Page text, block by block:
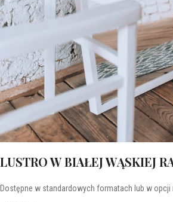
LUSTRO W BIAŁEJ WĄSKIEJ
Dostępne w standardowych formatach lub w opcji